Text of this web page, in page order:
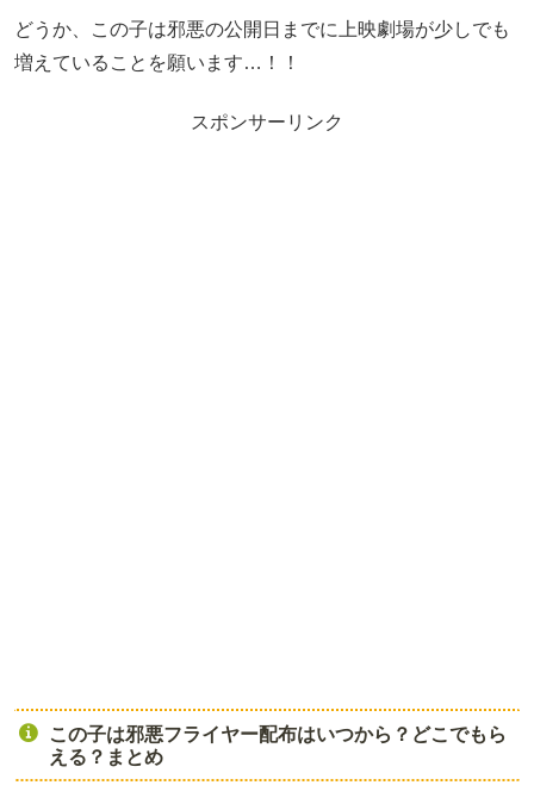
どうか、この子は邪悪の公開日までに上映劇場が少しでも
増えていることを願います…！！
スポンサーリンク
この子は邪悪フライヤー配布はいつから？どこでもら
える？まとめ